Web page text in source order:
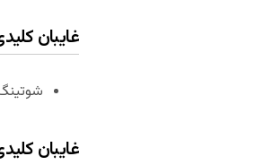
غایبان
غایبان